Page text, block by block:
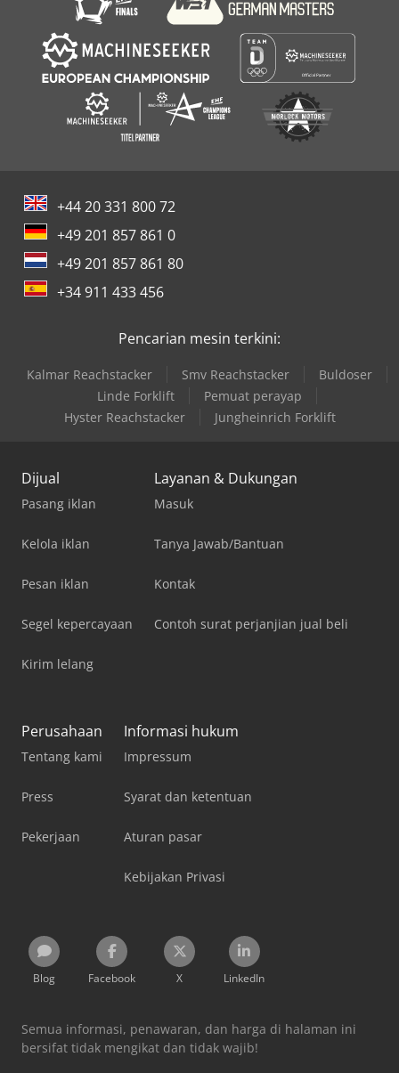
+44 20 331 800 72
+49 201 857 861 0
+49 201 857 861 80
+34 911 433 456
Pencarian mesin terkini:
Kalmar Reachstacker Smv Reachstacker
Buldoser
Linde Forklift
Pemuat perayap
Hyster Reachstacker
Jungheinrich Forklift
Dijual
Pasang iklan
Kelola iklan
Pesan iklan
Segel kepercayaan
Kirim lelang
Layanan & Dukungan
Masuk
Tanya Jawab/Bantuan
Kontak
Contoh surat perjanjian jual beli
Perusahaan
Tentang kami
Press
Pekerjaan
Informasi hukum
Impressum
Syarat dan ketentuan
Aturan pasar
Kebijakan Privasi
Blog Facebook X LinkedIn
Semua informasi, penawaran, dan harga di halaman ini
bersifat tidak mengikat dan tidak wajib!